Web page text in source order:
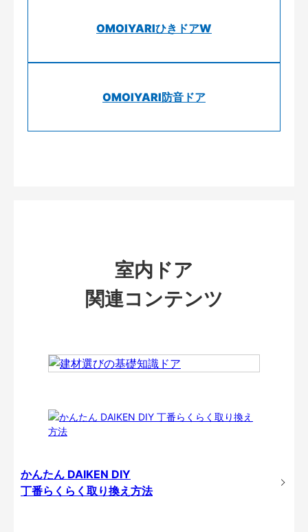
OMOIYARIひきドアW
OMOIYARI防音ドア
室内ドア
関連コンテンツ
かんたん DAIKEN DIY
丁番らくらく取り換え方法